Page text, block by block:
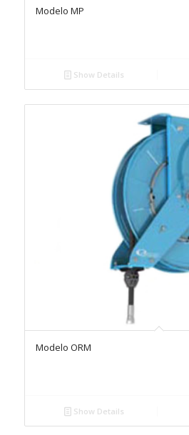
Modelo MP
Show Details
Modelo ORM
Show Details